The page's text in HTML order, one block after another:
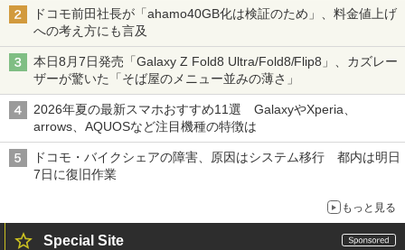
ドコモ前田社長が「ahamo40GB化は検証のため」、料金値上げ
への考え方にも言及
本日8月7日発売「Galaxy Z Fold8 Ultra/Fold8/Flip8」、カズレー
ザーが驚いた「そば屋のメニュー並みの薄さ」
2026年夏の最新スマホおすすめ11選 GalaxyやXperia、
arrows、AQUOSなど注目機種の特徴は
ドコモ・バイクシェアの障害、原因はシステム移行 都内は明日
7日に復旧作業
もっと見る
Special Site